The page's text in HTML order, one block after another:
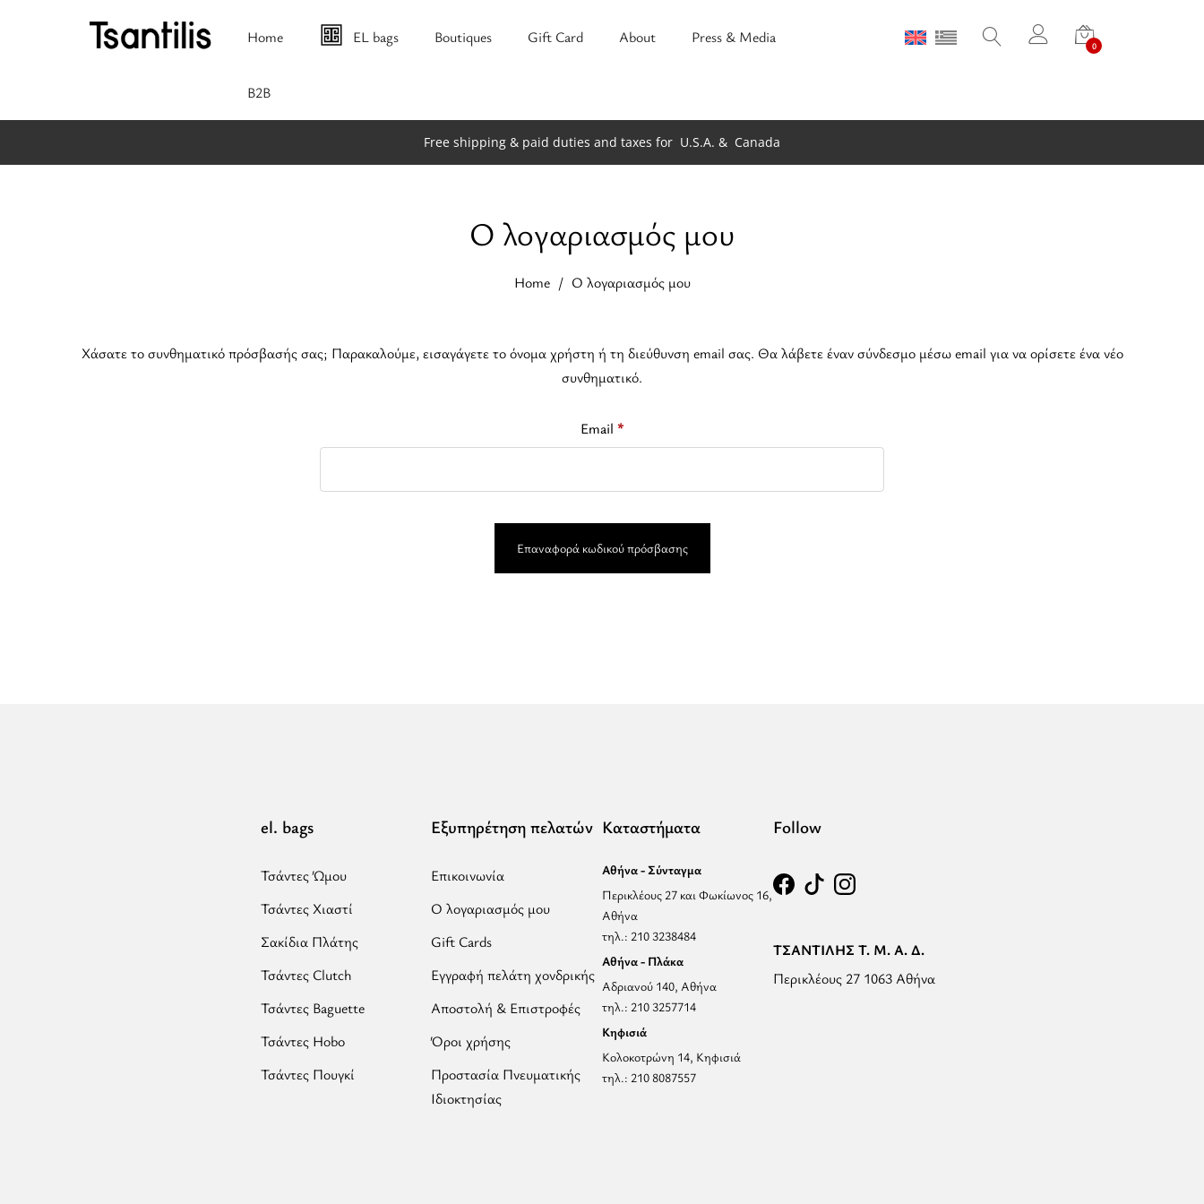
Home EL bags Boutiques Gift Card About Press & Media
B2B
0
Free shipping & paid duties and taxes for U.S.A. & Canada
Ο λογαριασμός μου
Home Ο λογαριασμός μου
Χάσατε το συνθηματικό πρόσβασής σας; Παρακαλούμε, εισαγάγετε το όνομα χρήστη ή τη διεύθυνση email σας. Θα λάβετε έναν σύνδεσμο μέσω email για να ορίσετε ένα νέο
συνθηματικό.
Email *Απαιτείται
Επαναφορά κωδικού πρόσβασης
el. bags
Τσάντες Ώμου
Τσάντες Χιαστί
Σακίδια Πλάτης
Τσάντες Clutch
Τσάντες Baguette
Τσάντες Hobo
Τσάντες Πουγκί
Εξυπηρέτηση πελατών
Επικοινωνία
Ο λογαριασμός μου
Gift Cards
Εγγραφή πελάτη χονδρικής
Αποστολή & Επιστροφές
Όροι χρήσης
Προστασία Πνευματικής
Ιδιοκτησίας
Καταστήματα
Αθήνα - Σύνταγμα
Περικλέους 27 και Φωκίωνος 16,
Αθήνα
τηλ.: 210 3238484
Αθήνα - Πλάκα
Αδριανού 140, Αθήνα
τηλ.: 210 3257714
Κηφισιά
Κολοκοτρώνη 14, Κηφισιά
τηλ.: 210 8087557
Follow
ΤΣΑΝΤΙΛΗΣ Τ. Μ. Α. Δ.
Περικλέους 27 1063 Αθήνα